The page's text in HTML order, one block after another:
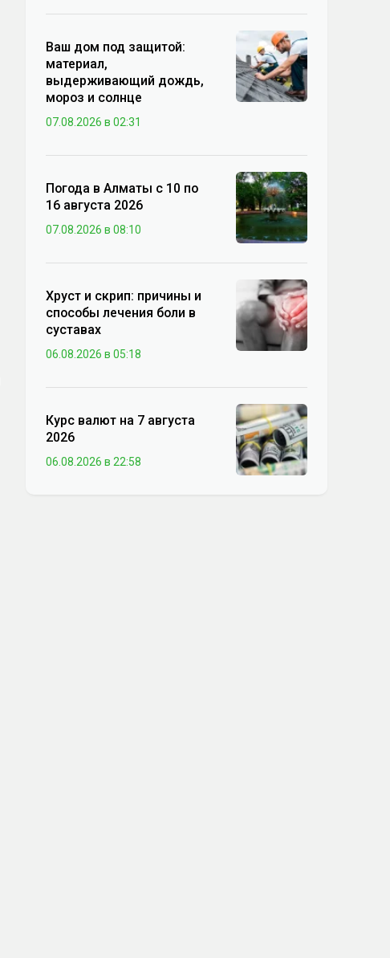
Ваш дом под защитой:
материал,
выдерживающий дождь,
мороз и солнце
07.08.2026 в 02:31
Погода в Алматы с 10 по
16 августа 2026
07.08.2026 в 08:10
Хруст и скрип: причины и
способы лечения боли в
суставах
06.08.2026 в 05:18
Курс валют на 7 августа
2026
06.08.2026 в 22:58